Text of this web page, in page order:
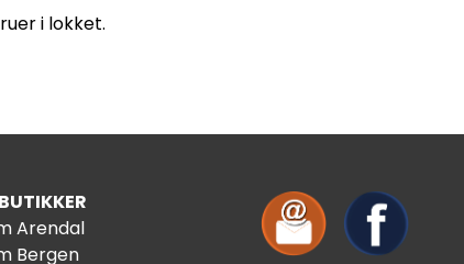
i lokket.
Arendal
Bergen